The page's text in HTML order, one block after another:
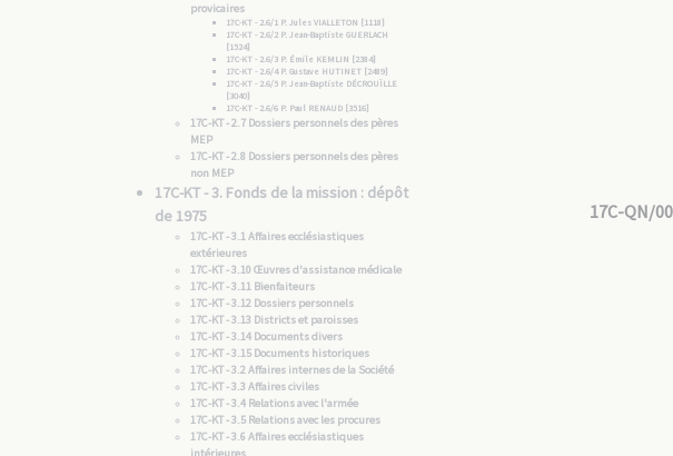
provicaires
17C-KT - 2.6/1 P. Jules VIALLETON [1118]
17C-KT - 2.6/2 P. Jean-Baptiste GUERLACH
[1524]
17C-KT - 2.6/3 P. Émile KEMLIN [2384]
17C-KT - 2.6/4 P. Gustave HUTINET [2489]
17C-KT - 2.6/5 P. Jean-Baptiste DÉCROUÏLLE
[3040]
17C-KT - 2.6/6 P. Paul RENAUD [3516]
17C-KT - 2.7 Dossiers personnels des pères
MEP
17C-KT - 2.8 Dossiers personnels des pères
non MEP
17C-KT - 3. Fonds de la mission : dépôt
de 1975
17C-KT - 3.1 Affaires ecclésiastiques
extérieures
17C-KT - 3.10 Œuvres d'assistance médicale
17C-KT - 3.11 Bienfaiteurs
17C-KT - 3.12 Dossiers personnels
17C-KT - 3.13 Districts et paroisses
17C-KT - 3.14 Documents divers
17C-KT - 3.15 Documents historiques
17C-KT - 3.2 Affaires internes de la Société
17C-KT - 3.3 Affaires civiles
17C-KT - 3.4 Relations avec l'armée
17C-KT - 3.5 Relations avec les procures
17C-KT - 3.6 Affaires ecclésiastiques
17C-QN/